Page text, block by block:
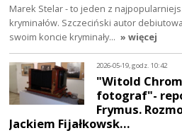
Marek Stelar - to jeden z
kryminałów. Szczeciński autor
swoim koncie kryminały… » więcej
2026-05-19, godz. 10:42
"Witold
fotograf"-
Frymus.
Jackiem Fijałkowsk…